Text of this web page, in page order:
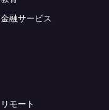
金融サービス
リモート